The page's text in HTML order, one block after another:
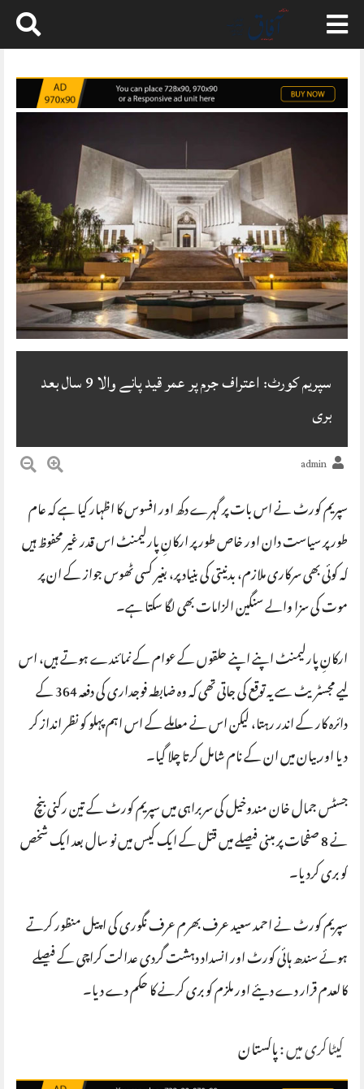
Skip
content
سپریم کورٹ: اعتراف جرم پر عمر قید پانے والا 9 سال بعد
بری
admin
سپریم کورٹ نے اس بات پر گہرے دکھ اور افسوس کا اظہار کیا ہے کہ عام
طور پر سیاست دان اور خاص طور پر ارکانِ پارلیمنٹ اس قدر غیر محفوظ ہیں
کہ کوئی بھی سرکاری ملازم، بدنیتی کی بنیاد پر، بغیر کسی ٹھوس جواز کے ان پر
موت کی سزا والے سنگین الزامات بھی لگا سکتا ہے۔
ارکانِ پارلیمنٹ اپنے اپنے حلقوں کے عوام کے نمائندے ہوتے ہیں، اس
لیے مجسٹریٹ سے یہ توقع کی جاتی تھی کہ وہ ضابطہ فوجداری کی دفعہ 364 کے
دائرہ کار کے اندر رہتا، لیکن اس نے معاملے کے اس اہم پہلو کو نظر انداز کر
دیا اور بیان میں ان کے نام شامل کرتا چلا گیا۔
جسٹس جمال خان مندوخیل کی سربراہی میں سپریم کورٹ کے تین رکنی بنچ
نے 8 صفحات پر مبنی فیصلے میں قتل کے ایک کیس میں نو سال بعد ایک شخص
کو بری کردیا۔
سپریم کورٹ نے احمد سعید عرف بھرم عرف نگوری کی اپیل منظور کرتے
ہوئے سندھ ہائی کورٹ اور انسداد دہشت گردی عدالت کراچی کے فیصلے
کالعدم قرار دے دیئے اور ملزم کو بری کرنے کا حکم دے دیا۔
کیٹاگری میں :پاکستان